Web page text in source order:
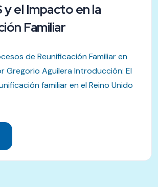
el Impacto en la
Familiar
de Reunificación Familiar en
Gregorio Aguilera Introducción: El
familiar en el Reino Unido